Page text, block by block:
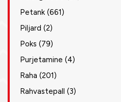
Petank (661)
Piljard (2)
Poks (79)
Purjetamine (4)
Raha (201)
Rahvastepall (3)